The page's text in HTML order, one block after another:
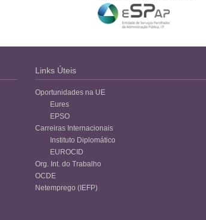
Links Úteis
Oportunidades na UE
Eures
EPSO
Carreiras Internacionais
Instituto Diplomático
EUROCID
Org. Int. do Trabalho
OCDE
Netemprego (IEFP)